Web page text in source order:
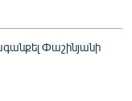
Փաշինյանի